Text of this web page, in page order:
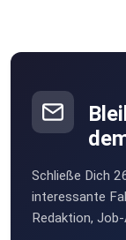
Schließe Dich
interessante
Redaktion,